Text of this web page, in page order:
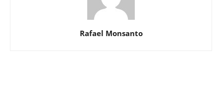
Rafael Monsanto